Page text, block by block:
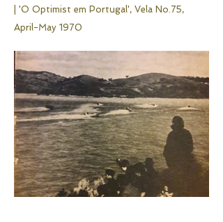
| 'O Optimist em Portugal', Vela No.75,
April-May 1970